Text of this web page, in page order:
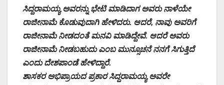
ಸಿದ್ದರಾಮಯ್ಯ ಅವರನ್ನು ಭೇಟಿ ಮಾಡಿದಾಗ ಅವರು ನಾಳೆಯೇ
ರಾಜೀನಾಮೆ ಕೊಡುವುದಾಗಿ ಹೇಳಿದರು. ಆದರೆ, ನಾವು ಅವರಿಗೆ
ರಾಜೀನಾಮೆ ನೀಡದಂತೆ ಮನವಿ ಮಾಡಿದ್ದೇವೆ. ಆದರೆ ಅವರು
ರಾಜೀನಾಮೆ ನೀಡಬಹುದು ಎಂಬ ಮುನ್ಸೂಚನೆ ನನಗೆ ಸಿಗುತ್ತಿದೆ
ಎಂದು ದೇಶಪಾಂಡೆ ಹೇಳಿದ್ದಾರೆ.
ಶಾಸಕರ ಅಭಿಪ್ರಾಯದ ಪ್ರಕಾರ ಸಿದ್ದರಾಮಯ್ಯ ಅವರೇ